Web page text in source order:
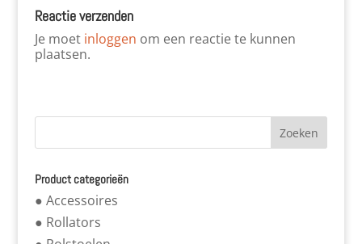
Reactie verzenden
Je moet inloggen om een reactie te kunnen
plaatsen.
Product categorieën
● Accessoires
● Rollators